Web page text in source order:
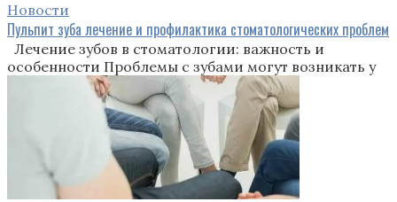
Новости
Пульпит зуба лечение и профилактика стоматологических проблем
Лечение зубов в стоматологии: важность и
особенности Проблемы с зубами могут возникать у